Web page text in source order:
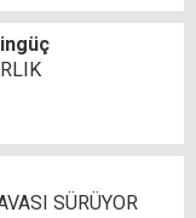
SÜRÜYOR